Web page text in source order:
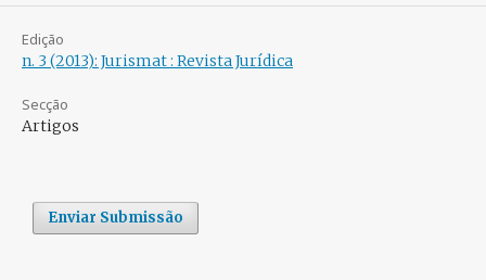
Edição
n. 3 (2013): Jurismat : Revista Jurídica
Secção
Artigos
Enviar Submissão